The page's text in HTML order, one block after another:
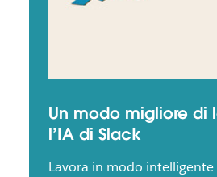
Un modo migliore di
l’IA di Slack
Lavora in modo intelligente